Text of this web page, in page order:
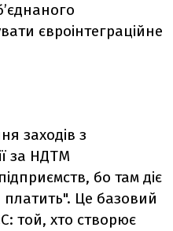
євроінтеграційне
заходів з
за НДТМ
бо там діє
Це базовий
той, хто створює